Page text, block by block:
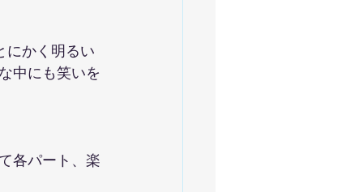
にかく明るい
中にも笑いを
各パート、楽